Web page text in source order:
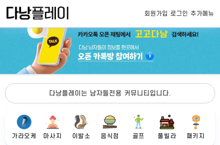
회원가입 로그인 추가메뉴
다낭플레이는 남자들전용 커뮤니티입니다.
가라오케 마사지 이발소 음식점 골프 풀빌라 패키지